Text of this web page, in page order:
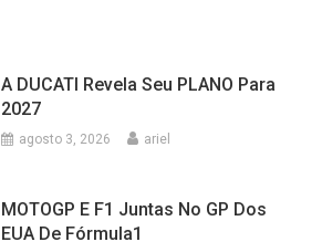
A DUCATI Revela Seu PLANO Para
2027
agosto 3, 2026 ariel
MOTOGP E F1 Juntas No GP Dos
EUA De Fórmula1